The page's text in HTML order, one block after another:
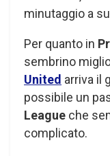
minutaggio a
Per quanto in
sembrino
United arriva il
possibile un
League che
complicato.